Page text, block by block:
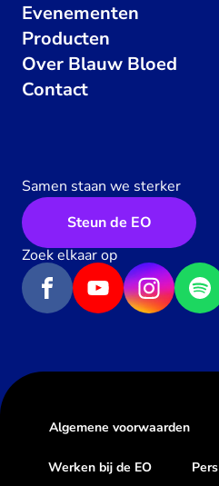
Evenementen
Producten
Over Blauw Bloed
Contact
Samen staan we sterker
Steun de EO
Zoek elkaar op
Algemene voorwaarden
Werken bij de EO Pers